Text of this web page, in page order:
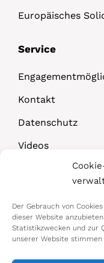
Der Gebrauch von
dieser Website
Statistikzwecken und zur
unserer Website stimmen
Europäisches
Service
Kontakt
Datenschutz
Videos